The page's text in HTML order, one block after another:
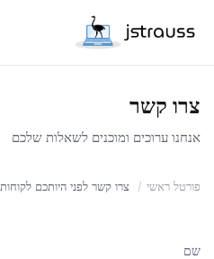
צרו קשר
אנחנו ערוכים ומוכנים לשאלות שלכם
פורטל ראשי צרו קשר לפני היותכם לקוחות
שם